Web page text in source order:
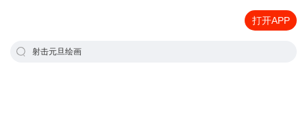
打开APP
射击元旦绘画